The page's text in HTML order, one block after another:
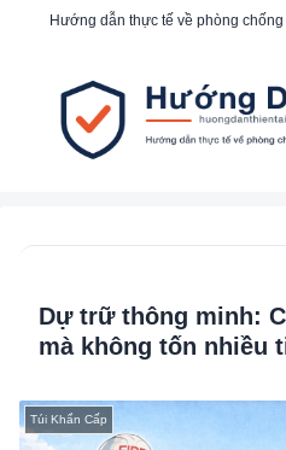
Hướng dẫn thực tế về phòng
Dự trữ thông minh:
mà không tốn nhiều
Túi Khẩn Cấp